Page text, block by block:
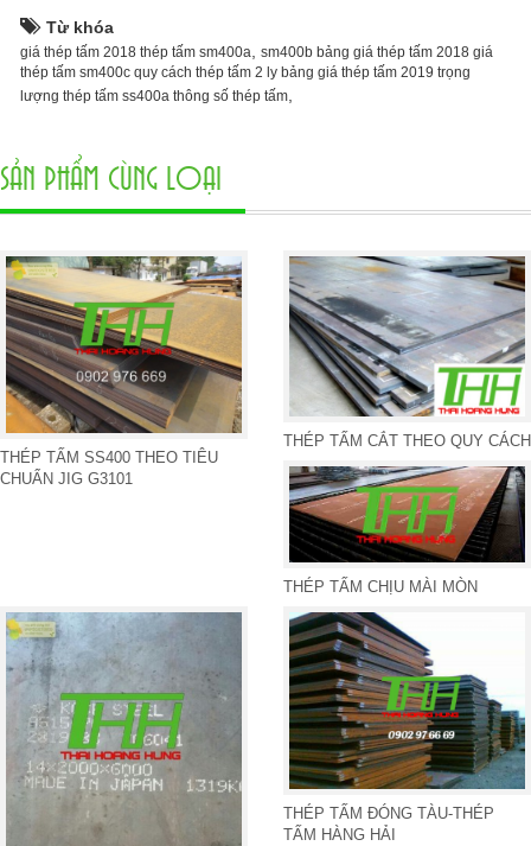
Từ khóa
giá thép tấm 2018 thép tấm sm400a sm400b bảng giá thép tấm 2018 giá
thép tấm sm400c quy cách thép tấm 2 ly bảng giá thép tấm 2019 trọng
lượng thép tấm ss400a thông số thép tấm
SẢN PHẨM CÙNG LOẠI
THÉP TẤM SS400 THEO TIÊU
CHUẨN JIG G3101
THÉP TẤM CẮT THEO QUY CÁCH
THÉP TẤM CHỊU MÀI MÒN
THÉP TẤM ĐÓNG TÀU-THÉP
TẤM HÀNG HẢI